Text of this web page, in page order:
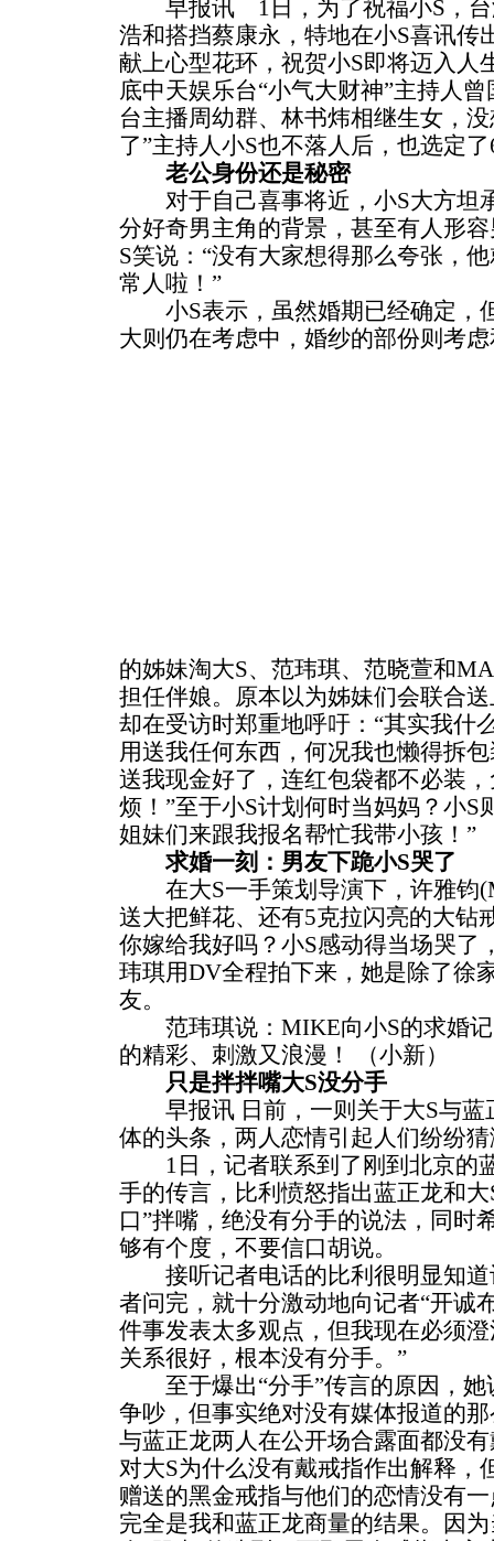
早报讯 1日，为了祝福小S，台
浩和搭挡蔡康永，特地在小S喜讯传
献上心型花环，祝贺小S即将迈入人
底中天娱乐台“小气大财神”主持人
台主播周幼群、林书炜相继生女，
了”主持人小S也不落人后，也选定
老公身份还是秘密
对于自己喜事将近，小S大方坦
分好奇男主角的背景，甚至有人形
S笑说：“没有大家想得那么夸张，
常人啦！”
小S表示，虽然婚期已经确定，
大则仍在考虑中，婚纱的部份则考
的姊妹淘大S、范玮琪、范晓萱和
担任伴娘。原本以为姊妹们会联合
却在受访时郑重地呼吁：“其实我什
用送我任何东西，何况我也懒得拆
送我现金好了，连红包袋都不必装
烦！”至于小S计划何时当妈妈？小S
姐妹们来跟我报名帮忙我带小孩！”
求婚一刻：男友下跪小S哭了
在大S一手策划导演下，许雅钧
送大把鲜花、还有5克拉闪亮的大钻
你嫁给我好吗？小S感动得当场哭了
玮琪用DV全程拍下来，她是除了徐
友。
范玮琪说：MIKE向小S的求婚记
的精彩、刺激又浪漫！ （小新）
只是拌拌嘴大S没分手
早报讯 日前，一则关于大S与蓝
体的头条，两人恋情引起人们纷纷
1日，记者联系到了刚到北京的
手的传言，比利愤怒指出蓝正龙和
口”拌嘴，绝没有分手的说法，同时
够有个度，不要信口胡说。
接听记者电话的比利很明显知道
者问完，就十分激动地向记者“开诚
件事发表太多观点，但我现在必须
关系很好，根本没有分手。”
至于爆出“分手”传言的原因，她
争吵，但事实绝对没有媒体报道的
与蓝正龙两人在公开场合露面都没
对大S为什么没有戴戒指作出解释，
赠送的黑金戒指与他们的恋情没有
完全是我和蓝正龙商量的结果。因